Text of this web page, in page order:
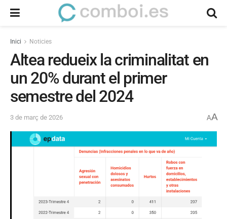
Inici Noticies
Altea redueix la criminalitat en
un 20% durant el primer
semestre del 2024
3 de març de 2026 AA